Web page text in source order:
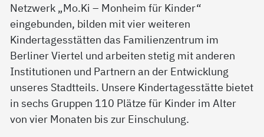
Netzwerk „Mo.Ki – Monheim für Kinder“
eingebunden, bilden mit vier weiteren
Kindertagesstätten das Familienzentrum im
Berliner Viertel und arbeiten stetig mit anderen
Institutionen und Partnern an der Entwicklung
unseres Stadtteils. Unsere Kindertagesstätte bietet
in sechs Gruppen 110 Plätze für Kinder im Alter
von vier Monaten bis zur Einschulung.